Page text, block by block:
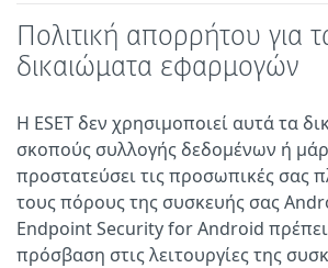
Πολιτική απορρήτου για
δικαιώματα εφαρμογών
Η ESET δεν χρησιμοποιεί αυτά τα
σκοπούς συλλογής δεδομένων ή
προστατεύσει τις προσωπικές σας
τους πόρους της συσκευής σας
Endpoint Security for Android
πρόσβαση στις λειτουργίες της